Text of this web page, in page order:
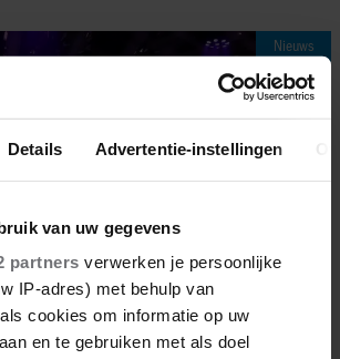
Details Advertentie-instellingen
van uw gegevens
partners verwerken je persoonlijke
IP-adres) met behulp van
cookies om informatie op uw
en te gebruiken met als doel
Nieuws